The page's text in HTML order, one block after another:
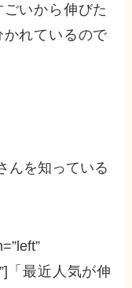
ごいから伸びた
れているので
んを知っている
「最近人気が伸